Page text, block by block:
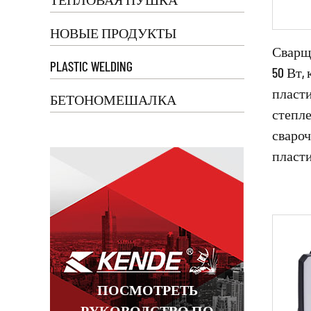
НОВЫЕ ПРОДУКТЫ
PLASTIC WELDING
БЕТОНОМЕШАЛКА
ПОСМОТРЕТЬ
точная
либо
или
50 Вт,